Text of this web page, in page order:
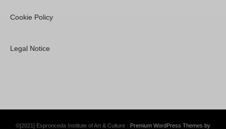
Cookie Policy
Legal Notice
©[2021] Espronceda Institute of Art & Culture · Premium WordPress Themes by